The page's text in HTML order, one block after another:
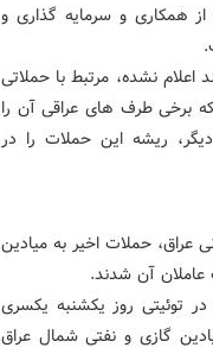
همکاری و سرمایه گذاری و
نشده، مرتبط با حملاتی
برخی طرف های عراقی آن را
ریشه این حملات را در
عراق، حملات اخیر به میادین
عاملان آن شدند.
توئیتی روز یکشنبه یکسری
گازی و نفتی شمال عراق